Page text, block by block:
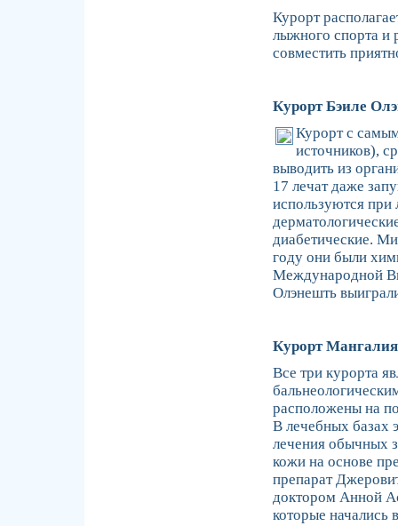
Курорт
лыжного спорта и
совместить
Курорт Бэиле
Курорт с
источников),
выводить из
17 лечат даже
используются при
диабетические.
году они были
Международной
Олэнешть
Курорт
Все три курорта
расположены на
В лечебных базах
лечения обычных
кожи на основе
препарат
доктором Анной
которые начались